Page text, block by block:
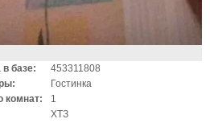
базе:
453311808
Гостинка
комнат:
1
ХТЗ